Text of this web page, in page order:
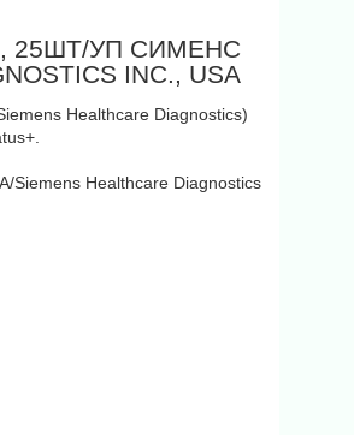
25ШТ/УП СИМЕНС
INC., USA
Healthcare Diagnostics)
Siemens Healthcare Diagnostics